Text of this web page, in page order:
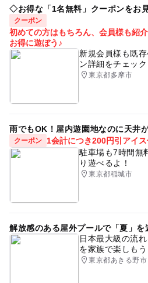
◇お得な「1名無料」クーポンをお
クーポン
初めての方はもちろん、会員様も紹
お得に遊ぼう♪
新規会員様も既
ン詳細をチェック
東京都多摩市
雨でもOK！屋内遊園地なのに天井
クーポン
1会計につき200円引アイ
駐車場も7時間無
り遊べるよ！
東京都稲城市
解放感のある屋外プールで「夏」を
日本最大級の流
を家族で楽しもう
東京都あきる野市